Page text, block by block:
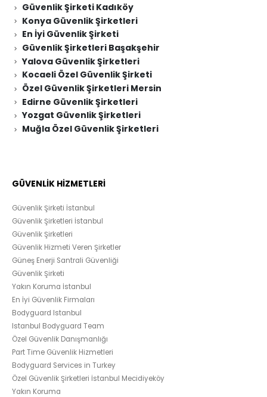
Güvenlik Şirketi Kadıköy
Konya Güvenlik Şirketleri
En İyi Güvenlik Şirketi
Güvenlik Şirketleri Başakşehir
Yalova Güvenlik Şirketleri
Kocaeli Özel Güvenlik Şirketi
Özel Güvenlik Şirketleri Mersin
Edirne Güvenlik Şirketleri
Yozgat Güvenlik Şirketleri
Muğla Özel Güvenlik Şirketleri
GÜVENLİK HİZMETLERİ
Güvenlik Şirketi İstanbul
Güvenlik Şirketleri İstanbul
Güvenlik Şirketleri
Güvenlik Hizmeti Veren Şirketler
Güneş Enerji Santrali Güvenliği
Güvenlik Şirketi
Yakın Koruma İstanbul
En İyi Güvenlik Firmaları
Bodyguard Istanbul
Istanbul Bodyguard Team
Özel Güvenlik Danışmanlığı
Part Time Güvenlik Hizmetleri
Bodyguard Services in Turkey
Özel Güvenlik Şirketleri İstanbul Mecidiyeköy
Yakın Koruma